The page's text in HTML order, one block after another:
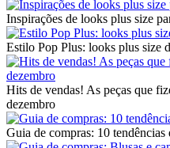
Inspirações de looks plus size
Estilo Pop Plus: looks plus size
Hits de vendas! As peças que
dezembro
Guia de compras: 10